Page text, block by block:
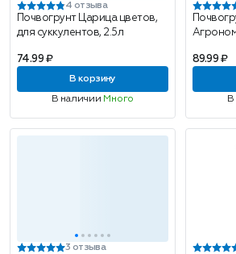
4 отзыва
Почвогрунт Царица цветов,
для суккулентов, 2.5л
74.99 ₽
В корзину
В наличии Много
89.99 ₽
В
3 отзыва